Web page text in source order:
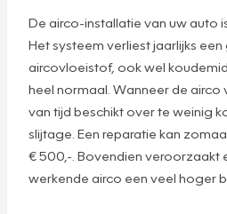
De airco-installatie van uw auto
Het systeem verliest jaarlijks
aircovloeistof, ook wel
heel normaal. Wanneer de
van tijd beschikt over te weinig
slijtage. Een reparatie kan
€ 500,-. Bovendien veroorzaakt
werkende airco een veel hoger